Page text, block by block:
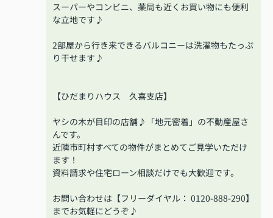
スーパーやコンビニ、薬局も近くお買い物にも便利
な立地です♪
2部屋から行き来できるバルコニーは洗濯物もたっぷ
り干せます♪
【ひだまりハウス 久喜支店】
ヤシの木が目印の店舗♪「地元密着」の不動産屋さ
んです。
近隣市町村すべての物件がまとめてご見学いただけ
ます！
資料請求や住宅ローン相談だけでも大歓迎です。
お問い合わせは【フリーダイヤル： 0120-888-290】
までお気軽にどうぞ♪